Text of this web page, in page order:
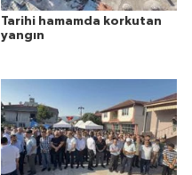
Tarihi hamamda korkutan
yangın